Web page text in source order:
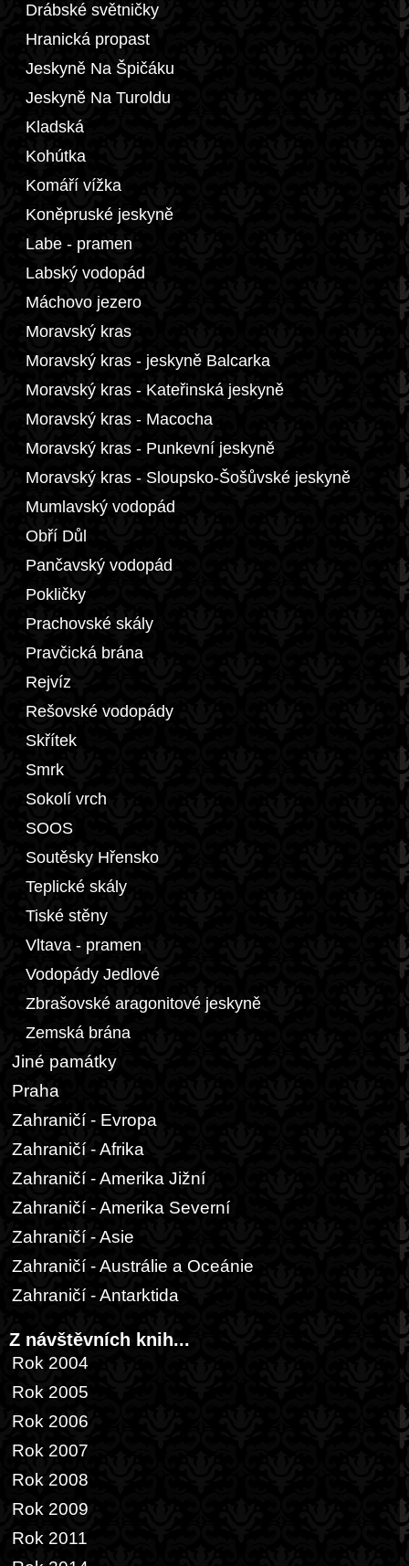
Drábské světničky
Hranická propast
Jeskyně Na Špičáku
Jeskyně Na Turoldu
Kladská
Kohútka
Komáří vížka
Koněpruské jeskyně
Labe - pramen
Labský vodopád
Máchovo jezero
Moravský kras
Moravský kras - jeskyně Balcarka
Moravský kras - Kateřinská jeskyně
Moravský kras - Macocha
Moravský kras - Punkevní jeskyně
Moravský kras - Sloupsko-Šošůvské jeskyně
Mumlavský vodopád
Obří Důl
Pančavský vodopád
Pokličky
Prachovské skály
Pravčická brána
Rejvíz
Rešovské vodopády
Skřítek
Smrk
Sokolí vrch
SOOS
Soutěsky Hřensko
Teplické skály
Tiské stěny
Vltava - pramen
Vodopády Jedlové
Zbrašovské aragonitové jeskyně
Zemská brána
Jiné památky
Praha
Zahraničí - Evropa
Zahraničí - Afrika
Zahraničí - Amerika Jižní
Zahraničí - Amerika Severní
Zahraničí - Asie
Zahraničí - Austrálie a Oceánie
Zahraničí - Antarktida
Z návštěvních knih...
Rok 2004
Rok 2005
Rok 2006
Rok 2007
Rok 2008
Rok 2009
Rok 2011